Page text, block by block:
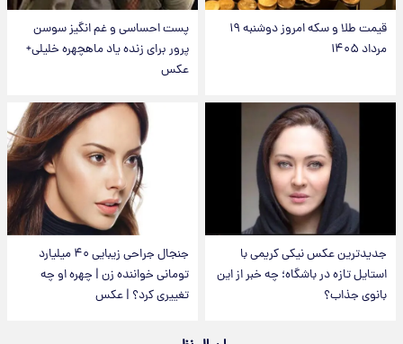
قیمت طلا و سکه امروز دوشنبه ۱۹
مرداد ۱۴۰۵
پست احساسی و غم انگیز سوسن
پرور برای زنده یاد ماهچهره خلیلی+
عکس
جدیدترین عکس نیکی کریمی با
استایل تازه در باشگاه؛ چه خبر از این
بانوی جذاب؟
جنجال جراحی زیبایی ۴۰ میلیارد
تومانی خواننده زن | چهره او چه
تغییری کرد؟ | عکس